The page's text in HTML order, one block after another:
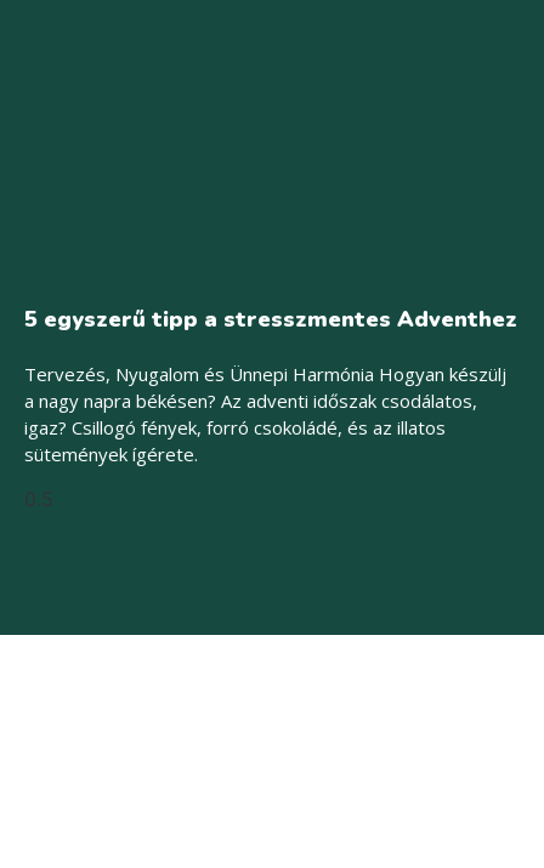
5 egyszerű tipp a stresszmentes Adventhez
Tervezés, Nyugalom és Ünnepi Harmónia Hogyan készülj
a nagy napra békésen? Az adventi időszak csodálatos,
igaz? Csillogó fények, forró csokoládé, és az illatos
sütemények ígérete.